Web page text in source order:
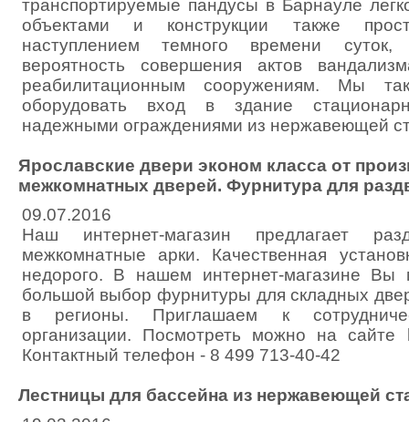
транспортируемые пандусы в Барнауле
объектами и конструкции также
наступлением темного времени суток,
вероятность совершения актов
реабилитационным сооружениям. Мы
оборудовать вход в здание
надежными ограждениями из нержавеющей
Ярославские двери эконом класса от
межкомнатных дверей. Фурнитура для
09.07.2016
Наш интернет-магазин предлагает
межкомнатные арки. Качественная
недорого. В нашем интернет-магазине Вы
большой выбор фурнитуры для складных
в регионы. Приглашаем к
организации. Посмотреть можно на сайте
Контактный телефон - 8 499 713-40-42
Лестницы для бассейна из нержавеющей